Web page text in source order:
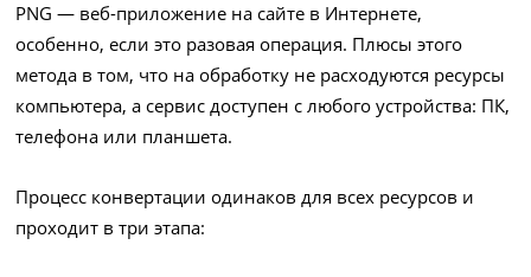
PNG — веб-приложение на сайте в Интернете,
особенно, если это разовая операция. Плюсы этого
метода в том, что на обработку не расходуются ресурсы
компьютера, а сервис доступен с любого устройства: ПК,
телефона или планшета.
Процесс конвертации одинаков для всех ресурсов и
проходит в три этапа: